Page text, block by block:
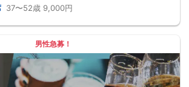
37〜52歳 9,000円
男性急募！